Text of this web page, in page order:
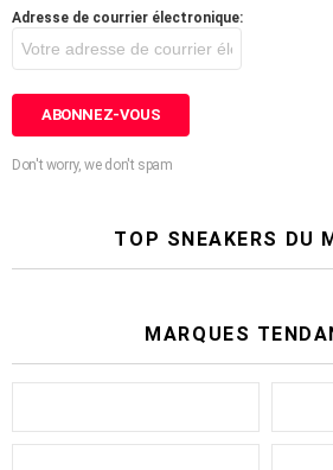
Adresse de courrier électronique:
Don't worry, we don't spam
TOP SNEAKERS DU
MARQUES